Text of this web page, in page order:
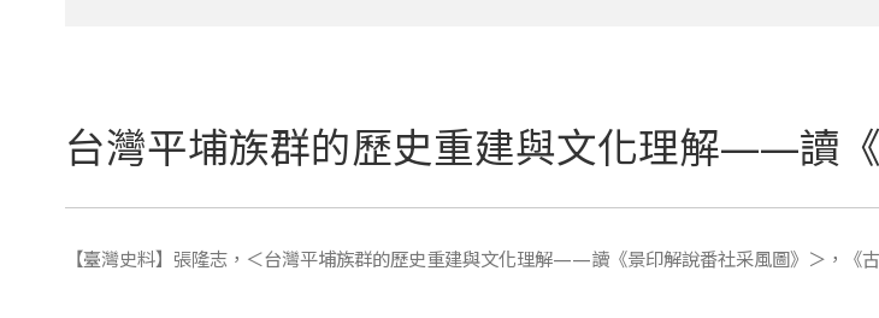
台灣平埔族群的歷史重建與文化理解——讀《
【臺灣史料】張隆志，＜台灣平埔族群的歷史重建與文化理解——讀《景印解說番社采風圖》＞，《